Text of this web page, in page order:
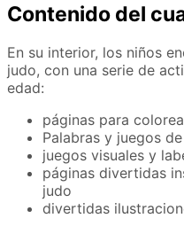
Contenido del
En su interior, los niños
judo, con una serie de
edad:
páginas para
Palabras y juegos
juegos visuales y
páginas divertidas
judo
divertidas